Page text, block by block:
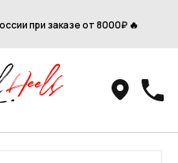
при заказе от 8000₽ 🔥